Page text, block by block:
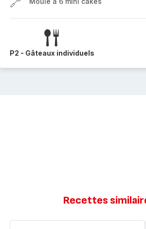
P2 - Gâteaux individuels
Recettes